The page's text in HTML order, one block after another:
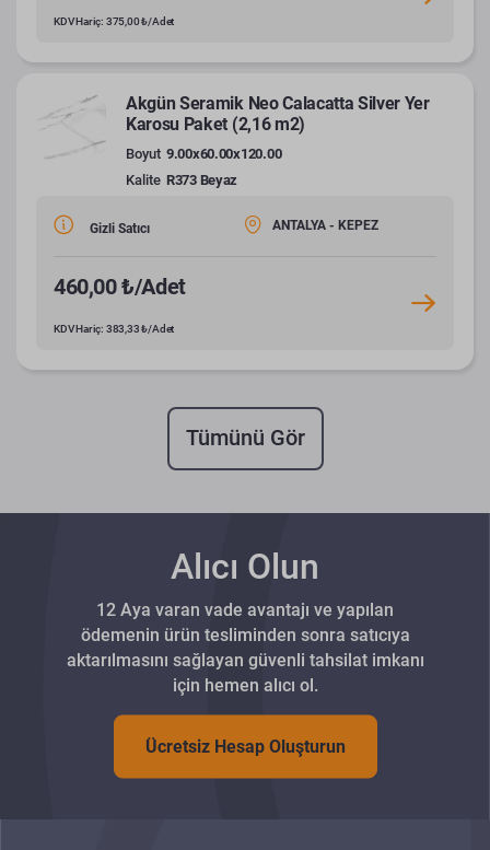
KDV Hariç: 375,00 ₺/Adet
Akgün Seramik Neo Calacatta Silver Yer
Karosu Paket (2,16 m2)
Boyut 9.00x60.00x120.00
Kalite R373 Beyaz
Gizli Satıcı ANTALYA - KEPEZ
460,00 ₺/Adet
KDV Hariç: 383,33 ₺/Adet
Tümünü Gör
Alıcı Olun
12 Aya varan vade avantajı ve yapılan
ödemenin ürün tesliminden sonra satıcıya
aktarılmasını sağlayan güvenli tahsilat imkanı
için hemen alıcı ol.
Ücretsiz Hesap Oluşturun